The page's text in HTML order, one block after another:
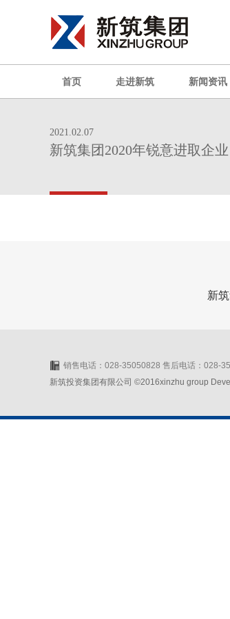
首页 走进新筑 新闻资讯
2021.02.07
新筑集团2020年锐意进取企业
新
销售电话：028-35050828 售后电话：028-
新筑投资集团有限公司 ©2016xinzhu group